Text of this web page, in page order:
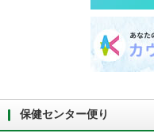
保健センター便り